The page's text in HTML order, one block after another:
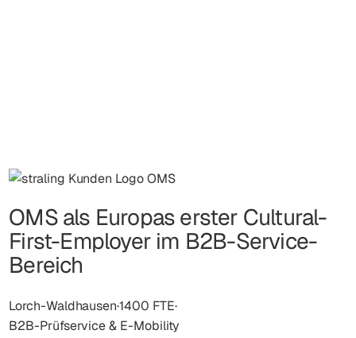
OMS als Europas erster Cultural-
First-Employer im B2B-Service-
Bereich
Lorch-Waldhausen·1400 FTE·
B2B-Prüfservice & E-Mobility